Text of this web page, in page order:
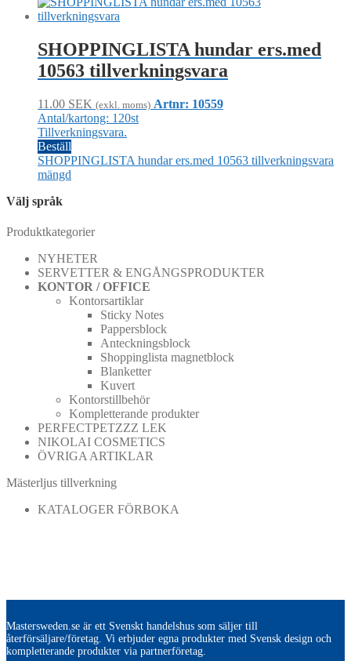
SHOPPINGLISTA hundar ers.med
10563 tillverkningsvara
11.00 SEK (exkl. moms) Artnr: 10559
Antal/kartong: 120st
Tillverkningsvara.
Beställ
SHOPPINGLISTA hundar ers.med 10563 tillverkningsvara
mängd
Välj språk
Produktkategorier
NYHETER
SERVETTER & ENGÅNGSPRODUKTER
KONTOR / OFFICE
Kontorsartiklar
Sticky Notes
Pappersblock
Anteckningsblock
Shoppinglista magnetblock
Blanketter
Kuvert
Kontorstillbehör
Kompletterande produkter
PERFECTPETZZZ LEK
NIKOLAI COSMETICS
ÖVRIGA ARTIKLAR
Mästerljus tillverkning
KATALOGER FÖRBOKA
Mastersweden.se är ett Svenskt handelshus som säljer till
återförsäljare/företag. Vi erbjuder egna produkter med Svensk design och
kompletterande produkter via partnerföretag.